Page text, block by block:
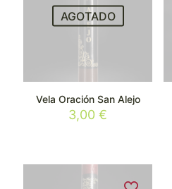
AGOTADO
Vela Oración San Alejo
3,00€